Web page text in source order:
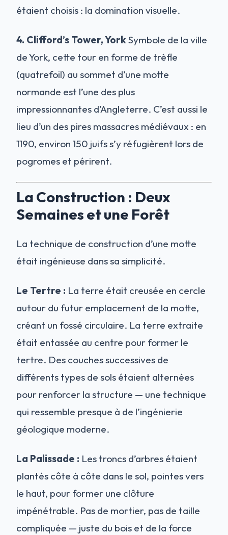
étaient choisis : la domination visuelle.
4. Clifford’s Tower, YorkSymbole de la ville
de York, cette tour en forme de trèfle
(quatrefoil) au sommet d’une motte
normande est l’une des plus
impressionnantes d’Angleterre. C’est aussi le
lieu d’un des pires massacres médiévaux : en
1190, environ 150 juifs s’y réfugièrent lors de
pogromes et périrent.
La Construction : Deux
Semaines et une Forêt
La technique de construction d’une motte
était ingénieuse dans sa simplicité.
Le Tertre : La terre était creusée en cercle
autour du futur emplacement de la motte,
créant un fossé circulaire. La terre extraite
était entassée au centre pour former le
tertre. Des couches successives de
différents types de sols étaient alternées
pour renforcer la structure — une technique
qui ressemble presque à de l’ingénierie
géologique moderne.
La Palissade : Les troncs d’arbres étaient
plantés côte à côte dans le sol, pointes vers
le haut, pour former une clôture
impénétrable. Pas de mortier, pas de taille
compliquée — juste du bois et de la force